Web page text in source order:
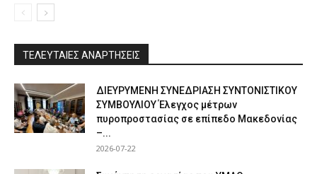
ΤΕΛΕΥΤΑΙΕΣ ΑΝΑΡΤΗΣΕΙΣ
ΔΙΕΥΡΥΜΕΝΗ ΣΥΝΕΔΡΙΑΣΗ ΣΥΝΤΟΝΙΣΤΙΚΟΥ
ΣΥΜΒΟΥΛΙΟΥ Έλεγχος μέτρων
πυροπροστασίας σε επίπεδο Μακεδονίας
–...
2026-07-22